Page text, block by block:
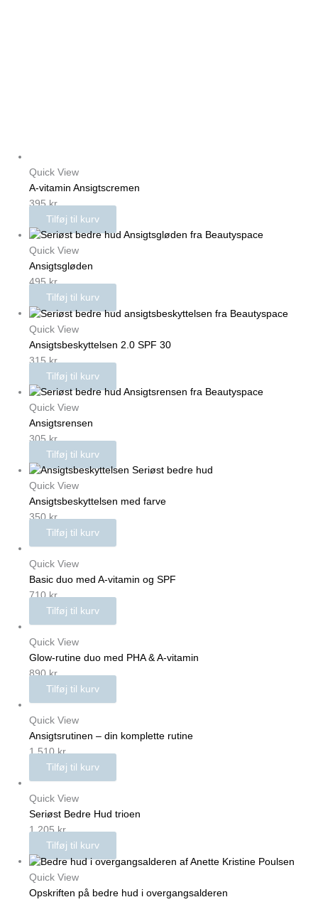
Quick View
A-vitamin Ansigtscremen
395kr.
Tilføj til kurv
Quick View
Ansigtsgløden
495kr.
Tilføj til kurv
Quick View
Ansigtsbeskyttelsen 2.0 SPF 30
315kr.
Tilføj til kurv
Quick View
Ansigtsrensen
305kr.
Tilføj til kurv
Quick View
Ansigtsbeskyttelsen med farve
350kr.
Tilføj til kurv
Quick View
Basic duo med A-vitamin og SPF
710kr.
Tilføj til kurv
Quick View
Glow-rutine duo med PHA & A-vitamin
890kr.
Tilføj til kurv
Quick View
Ansigtsrutinen – din komplette rutine
1.510kr.
Tilføj til kurv
Quick View
Seriøst Bedre Hud trioen
1.205kr.
Tilføj til kurv
Quick View
Opskriften på bedre hud i overgangsalderen